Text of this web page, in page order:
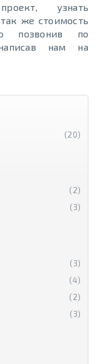
узнать
же стоимость
позвонив по
нам на
(20)
(2)
(3)
(3)
(4)
(2)
(3)